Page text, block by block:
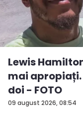
09 august 2026, 08:54
Lewis
mai
doi - FOTO